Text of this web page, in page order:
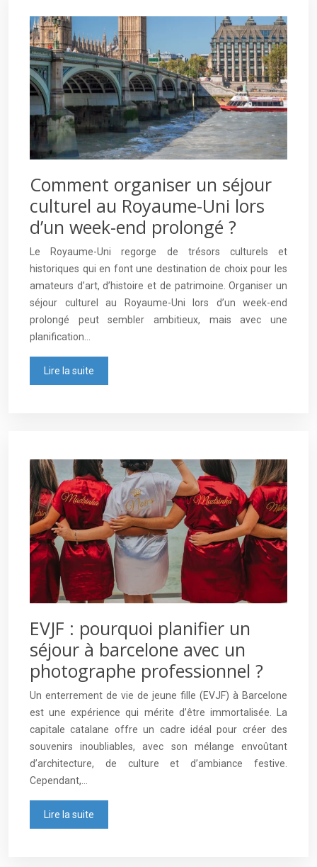
Comment organiser un séjour
culturel au Royaume-Uni lors
d’un week-end prolongé ?
Le Royaume-Uni regorge de trésors culturels et
historiques qui en font une destination de choix pour les
amateurs d’art, d’histoire et de patrimoine. Organiser un
séjour culturel au Royaume-Uni lors d’un week-end
prolongé peut sembler ambitieux, mais avec une
planification…
Lire la suite
EVJF : pourquoi planifier un
séjour à barcelone avec un
photographe professionnel ?
Un enterrement de vie de jeune fille (EVJF) à Barcelone
est une expérience qui mérite d’être immortalisée. La
capitale catalane offre un cadre idéal pour créer des
souvenirs inoubliables, avec son mélange envoûtant
d’architecture, de culture et d’ambiance festive.
Cependant,…
Lire la suite